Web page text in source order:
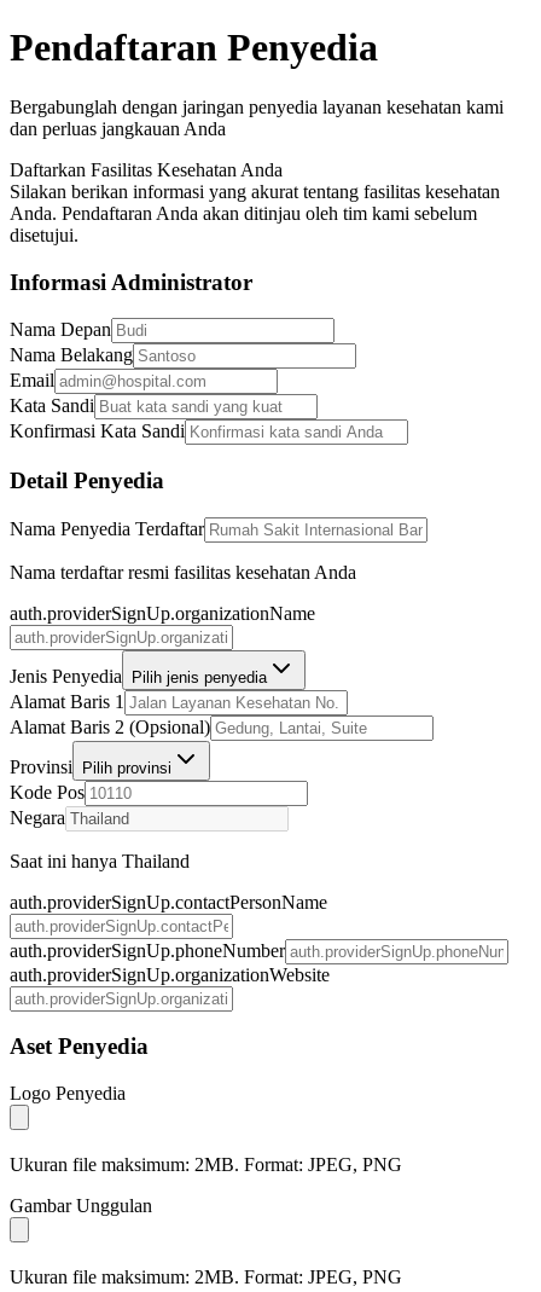
Pendaftaran Penyedia
Bergabunglah dengan jaringan penyedia layanan kesehatan kami
dan perluas jangkauan Anda
Daftarkan Fasilitas Kesehatan Anda
Silakan berikan informasi yang akurat tentang fasilitas kesehatan
Anda. Pendaftaran Anda akan ditinjau oleh tim kami sebelum
disetujui.
Informasi Administrator
Nama Depan
Nama Belakang
Email
Kata Sandi
Konfirmasi Kata Sandi
Detail Penyedia
Nama Penyedia Terdaftar
Nama terdaftar resmi fasilitas kesehatan Anda
auth.providerSignUp.organizationName
Jenis Penyedia Pilih jenis penyedia
Alamat Baris 1
Alamat Baris 2 (Opsional)
Provinsi
Pilih provinsi
Kode Pos
Negara
Saat ini hanya Thailand
auth.providerSignUp.contactPersonName
auth.providerSignUp.phoneNumber
auth.providerSignUp.organizationWebsite
Aset Penyedia
Logo Penyedia
Ukuran file maksimum: 2MB. Format: JPEG, PNG
Gambar Unggulan
Ukuran file maksimum: 2MB. Format: JPEG, PNG